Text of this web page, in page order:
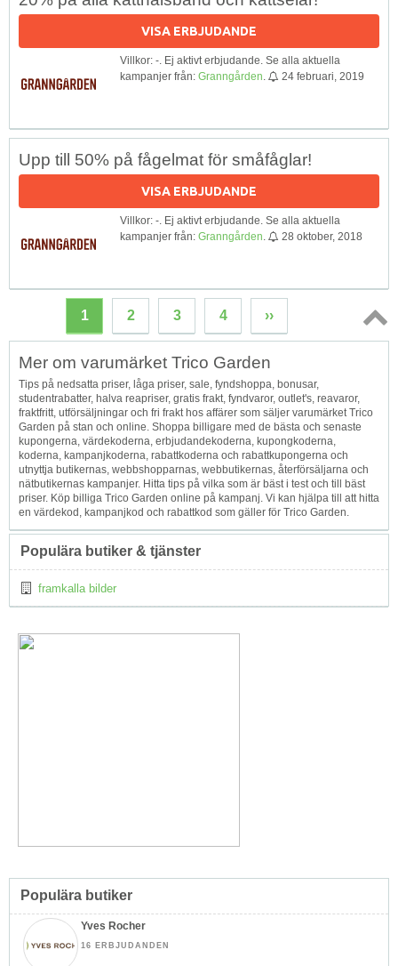
VISA ERBJUDANDE
Villkor: -. Ej aktivt erbjudande. Se alla aktuella
kampanjer från: Granngården 24 februari, 2019
Upp till 50% på fågelmat för småfåglar!
VISA ERBJUDANDE
Villkor: -. Ej aktivt erbjudande. Se alla aktuella
kampanjer från: Granngården 28 oktober, 2018
1 2 3 4 ››
Topp
Mer om varumärket Trico Garden
Tips på nedsatta priser, låga priser, sale, fyndshoppa, bonusar,
studentrabatter, halva reapriser, gratis frakt, fyndvaror, outlet's, reavaror,
fraktfritt, utförsäljningar och fri frakt hos affärer som säljer varumärket Trico
Garden på stan och online. Shoppa billigare med de bästa och senaste
kupongerna, värdekoderna, erbjudandekoderna, kupongkoderna,
koderna, kampanjkoderna, rabattkoderna och rabattkupongerna och
utnyttja butikernas, webbshopparnas, webbutikernas, återförsäljarna och
nätbutikernas kampanjer. Hitta tips på vilka som är bäst i test och till bäst
priser. Köp billiga Trico Garden online på kampanj. Vi kan hjälpa till att hitta
en värdekod, kampanjkod och rabattkod som gäller för Trico Garden.
Populära butiker & tjänster
framkalla bilder
Populära butiker
Yves Rocher
16 ERBJUDANDEN